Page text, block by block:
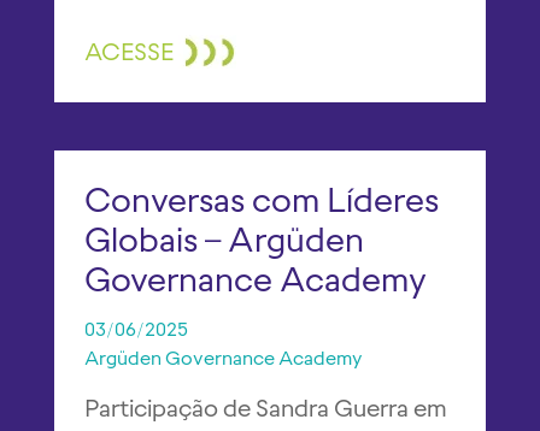
ACESSE
Conversas com Líderes
Globais – Argüden
Governance Academy
03/06/2025
Argüden Governance Academy
Participação de Sandra Guerra em